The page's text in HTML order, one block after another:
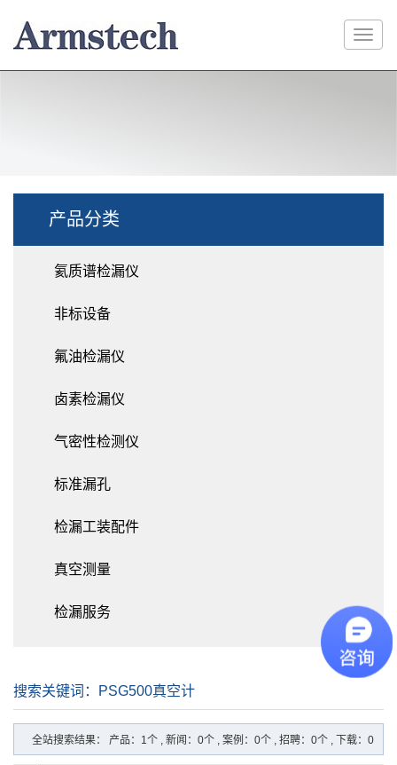
产品分类
氦质谱检漏仪
非标设备
氟油检漏仪
卤素检漏仪
气密性检测仪
标准漏孔
检漏工装配件
真空测量
检漏服务
搜索关键词：PSG500真空计
全站搜索结果： 产品：1个 , 新闻：0个 , 案例：0个 , 招聘：0个 , 下载：0